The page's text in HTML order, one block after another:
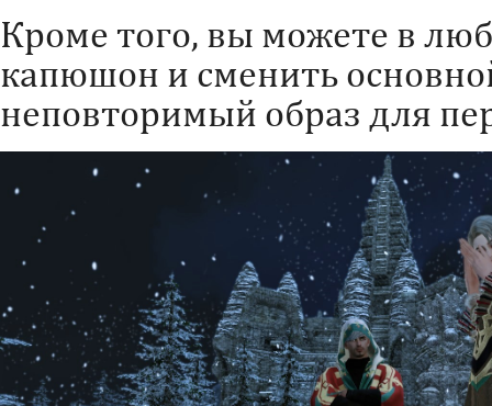
Кроме того, вы можете в
капюшон и сменить
неповторимый образ для